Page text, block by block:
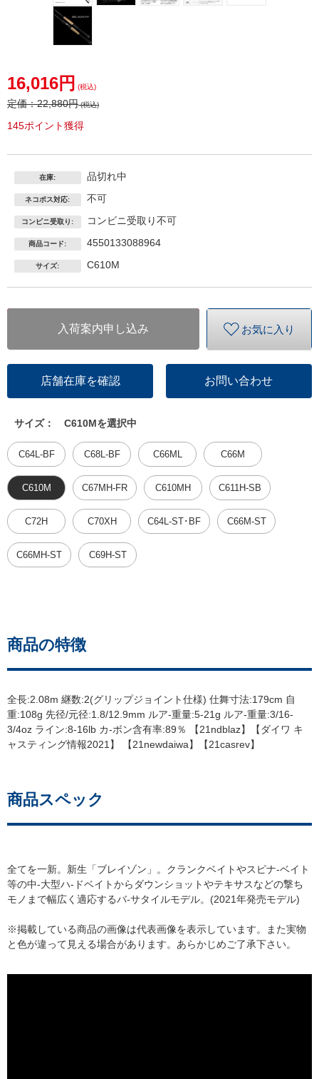
16,016円 (税込)
定価：22,880円(税込)
145ポイント獲得
在庫: 品切れ中
ネコポス対応: 不可
コンビニ受取り: コンビニ受取り不可
商品コード: 4550133088964
サイズ: C610M
入荷案内申し込み お気に入り
店舗在庫を確認 お問い合わせ
サイズ： C610Mを選択中
C64L-BF C68L-BF C66ML C66M
C610M C67MH-FR C610MH C611H-SB
C72H C70XH C64L-ST･BF C66M-ST
C66MH-ST C69H-ST
商品の特徴
全長:2.08m 継数:2(グリップジョイント仕様) 仕舞寸法:179cm 自
重:108g 先径/元径:1.8/12.9mm ルア-重量:5-21g ルア-重量:3/16-
3/4oz ライン:8-16lb カ-ボン含有率:89％ 【21ndblaz】【ダイワ キ
ャスティング情報2021】 【21newdaiwa】【21casrev】
商品スペック
全てを一新。新生「ブレイゾン」。クランクベイトやスピナ-ベイト
等の中-大型ハ-ドベイトからダウンショットやテキサスなどの撃ち
モノまで幅広く適応するバ-サタイルモデル。(2021年発売モデル)
※掲載している商品の画像は代表画像を表示しています。また実物
と色が違って見える場合があります。あらかじめご了承下さい。